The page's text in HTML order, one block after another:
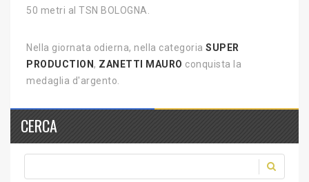
50 metri al TSN BOLOGNA.
Nella giornata odierna, nella categoria SUPER
PRODUCTION , ZANETTI MAURO conquista la
medaglia d'argento.
CERCA